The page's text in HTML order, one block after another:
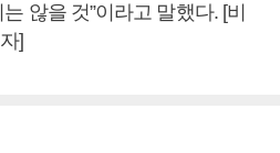
않을 것”이라고 말했다. [비
]